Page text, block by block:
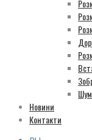
Новини
Контакти